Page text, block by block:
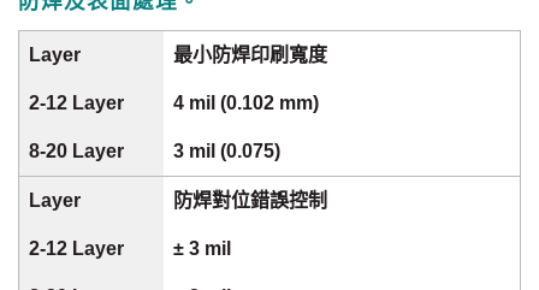
最小防焊印刷寬度
4 mil (0.102 mm)
3 mil (0.075)
防焊對位錯誤控制
± 3 mil